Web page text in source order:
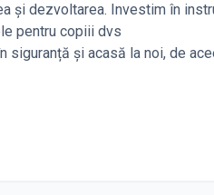
și dezvoltarea. Investim în
pentru copiii dvs
și acasă la noi, de